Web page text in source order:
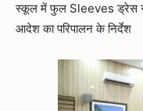
स्कूल में फुल Sleeves ड्रेस
आदेश का परिपालन के निर्देश